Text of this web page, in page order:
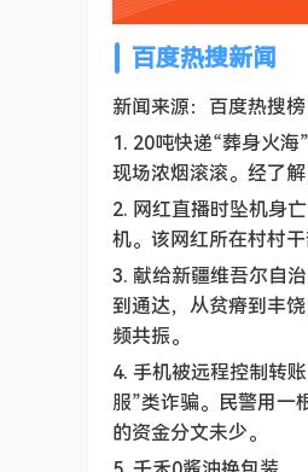
百度热搜新闻
新闻来源：百度热搜榜
1. 20吨快递“葬身火
现场浓烟滚滚。经了
2. 网红直播时坠机身
机。该网红所在村村
3. 献给新疆维吾尔自
到通达，从贫瘠到丰
频共振。
4. 手机被远程控制转
服”类诈骗。民警用一
的资金分文未少。